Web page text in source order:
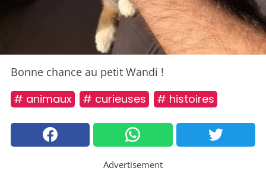
Bonne chance au petit Wandi !
# animaux # curieuses # histoires
Advertisement